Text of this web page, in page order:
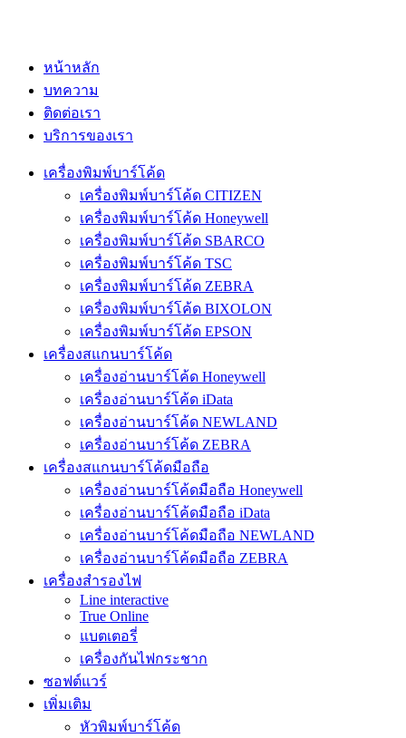
หน้าหลัก
บทความ
ติดต่อเรา
บริการของเรา
เครื่องพิมพ์บาร์โค้ด
เครื่องพิมพ์บาร์โค้ด CITIZEN
เครื่องพิมพ์บาร์โค้ด Honeywell
เครื่องพิมพ์บาร์โค้ด SBARCO
เครื่องพิมพ์บาร์โค้ด TSC
เครื่องพิมพ์บาร์โค้ด ZEBRA
เครื่องพิมพ์บาร์โค้ด BIXOLON
เครื่องพิมพ์บาร์โค้ด EPSON
เครื่องสแกนบาร์โค้ด
เครื่องอ่านบาร์โค้ด Honeywell
เครื่องอ่านบาร์โค้ด iData
เครื่องอ่านบาร์โค้ด NEWLAND
เครื่องอ่านบาร์โค้ด ZEBRA
เครื่องสแกนบาร์โค้ดมือถือ
เครื่องอ่านบาร์โค้ดมือถือ Honeywell
เครื่องอ่านบาร์โค้ดมือถือ iData
เครื่องอ่านบาร์โค้ดมือถือ NEWLAND
เครื่องอ่านบาร์โค้ดมือถือ ZEBRA
เครื่องสำรองไฟ
Line interactive
True Online
แบตเตอรี่
เครื่องกันไฟกระชาก
ซอฟต์แวร์
เพิ่มเติม
หัวพิมพ์บาร์โค้ด